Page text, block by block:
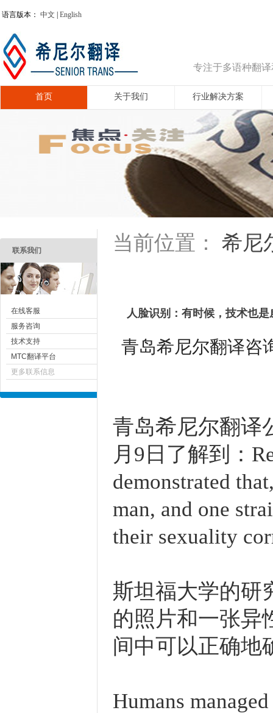
语言版本： 中文 English
专注于多语种翻
首页 关于我们 行业解决方案
联系我们
在线客服
服务咨询
技术支持
MTC翻译平台
更多联系信息
当前位置： 希尼
人脸识别：有时候，技术也是
青岛希尼尔翻译咨
青岛希尼尔翻译
月9日了解到
：
demonstrated
man, and one
their sexuality
斯坦福大学的研
的照片和一张异
间中可以正确地
Humans